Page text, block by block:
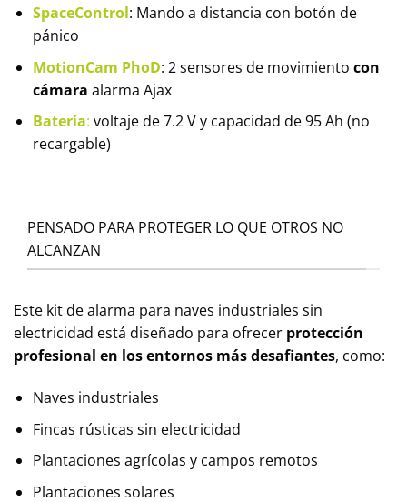
SpaceControl: Mando a distancia con botón de
pánico
MotionCam PhoD: 2 sensores de movimiento con
cámara alarma Ajax
Batería: voltaje de 7.2 V y capacidad de 95 Ah (no
recargable)
PENSADO PARA PROTEGER LO QUE OTROS NO
ALCANZAN
Este kit de alarma para naves industriales sin
electricidad está diseñado para ofrecer protección
profesional en los entornos más desafiantes, como:
Naves industriales
Fincas rústicas sin electricidad
Plantaciones agrícolas y campos remotos
Plantaciones solares